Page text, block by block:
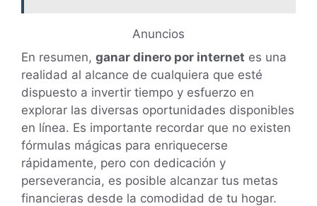
Anuncios
En resumen, ganar dinero por internet es una
realidad al alcance de cualquiera que esté
dispuesto a invertir tiempo y esfuerzo en
explorar las diversas oportunidades disponibles
en línea. Es importante recordar que no existen
fórmulas mágicas para enriquecerse
rápidamente, pero con dedicación y
perseverancia, es posible alcanzar tus metas
financieras desde la comodidad de tu hogar.